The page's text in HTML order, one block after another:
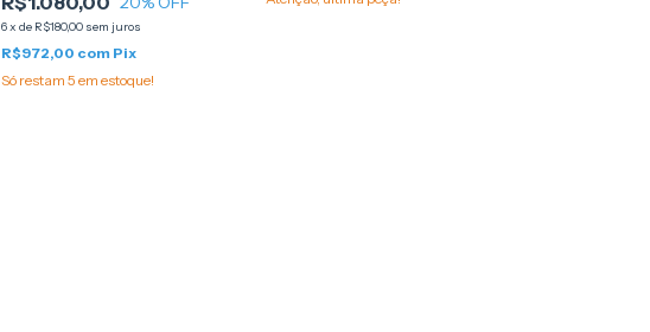
6xde R$180,00 sem juros
R$972,00 com Pix
Só restam5 em estoque!